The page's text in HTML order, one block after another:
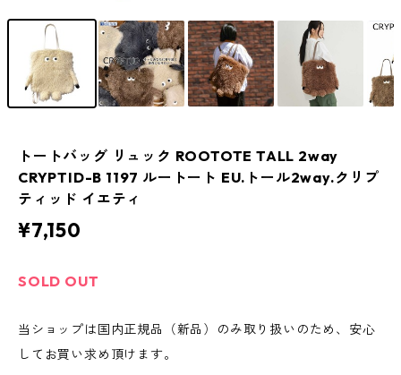
トートバッグ リュック ROOTOTE TALL 2way
CRYPTID-B 1197 ルートート EU.トール2way.クリプ
ティッド イエティ
¥7,150
SOLD OUT
当ショップは国内正規品（新品）のみ取り扱いのため、安心
してお買い求め頂けます。